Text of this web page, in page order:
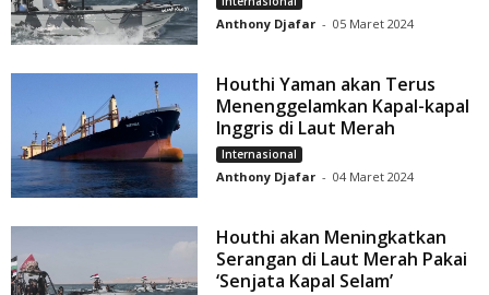
Anthony Djafar - 05 Maret 2024
Houthi Yaman akan Terus
Menenggelamkan Kapal-kapal
Inggris di Laut Merah
Internasional
Anthony Djafar - 04 Maret 2024
Houthi akan Meningkatkan
Serangan di Laut Merah Pakai
‘Senjata Kapal Selam’